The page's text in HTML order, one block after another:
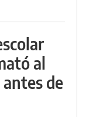
al
antes de